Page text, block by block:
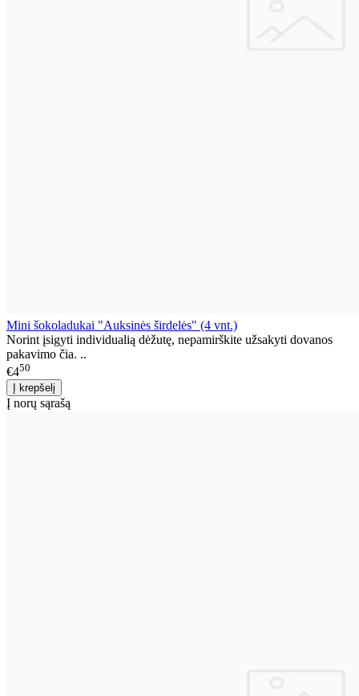
Mini šokoladukai "Auksinės širdelės" (4 vnt.)
Norint įsigyti individualią dėžutę, nepamirškite užsakyti dovanos
pakavimo čia. ..
€450
Į norų sąrašą